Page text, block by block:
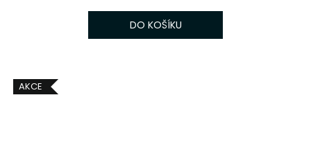
DO KOŠÍKU
AKCE